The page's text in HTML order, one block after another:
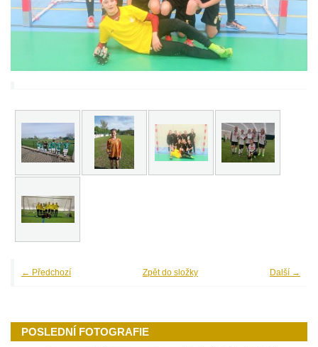
← Předchozí Další →
Zpět do složky
POSLEDNÍ FOTOGRAFIE